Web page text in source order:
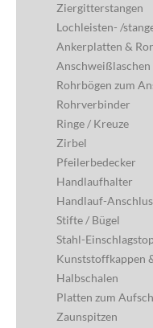
Ziergitterstangen
Lochleisten- /
Ankerplatten &
Anschweißlaschen
Rohrbögen zum
Rohrverbinder
Ringe / Kreuze
Zirbel
Pfeilerbedecker
Handlaufhalter
Handlauf-
Stifte / Bügel
Stahl-
Kunststoffkappen
Halbschalen
Platten zum
Zaunspitzen